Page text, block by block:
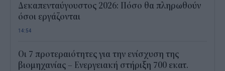
Δεκαπενταύγουστος 2026: Πόσο θα πληρωθούν
όσοι εργάζονται
14:54
Οι 7 προτεραιότητες για την ενίσχυση της
βιομηχανίας – Ενεργειακή στήριξη 700 εκατ.